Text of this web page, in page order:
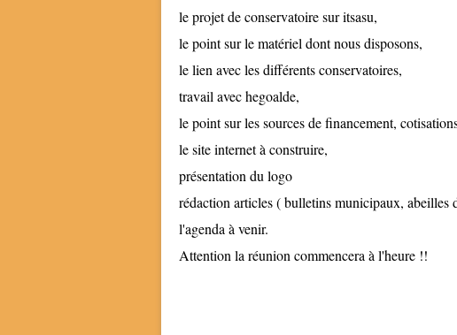
le projet de conservatoire sur itsasu,
le point sur le matériel dont nous disposons,
le lien avec les différents conservatoires,
travail avec hegoalde,
le point sur les sources de financement,
le site internet à construire,
présentation du logo
rédaction articles ( bulletins municipaux, abeilles
l'agenda à venir.
Attention la réunion commencera à l'heure !!